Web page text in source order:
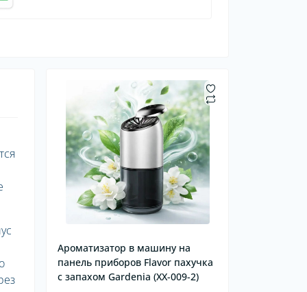
Ароматизатор в машину на
панель приборов Flavor пахучка
с запахом Gardenia (XX-009-2)